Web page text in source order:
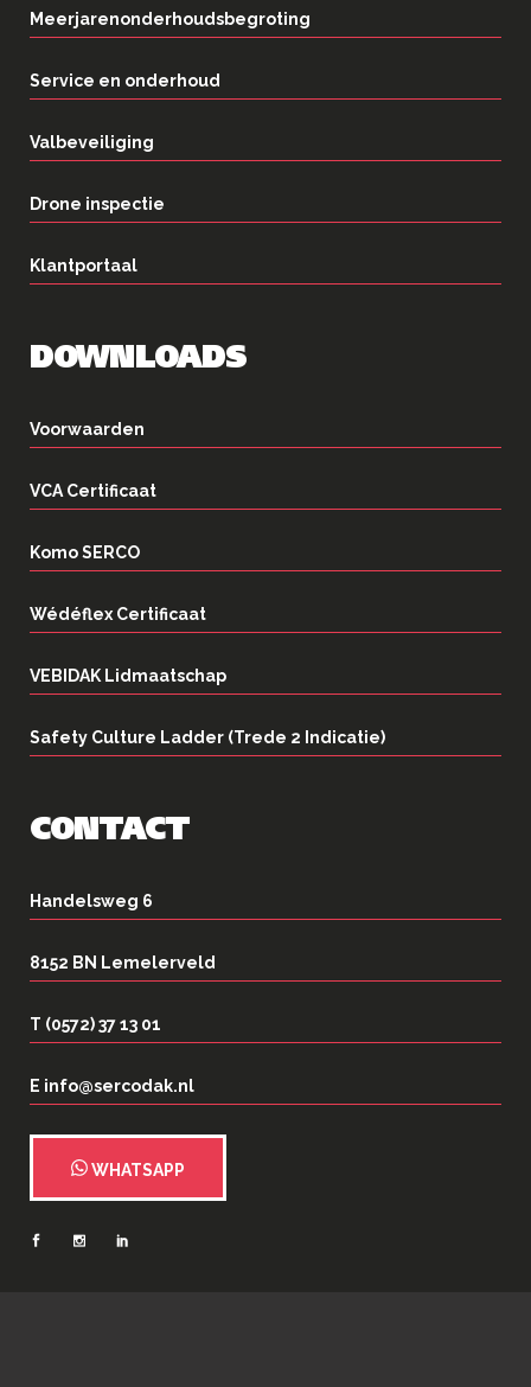
Meerjarenonderhoudsbegroting
Service en onderhoud
Valbeveiliging
Drone inspectie
Klantportaal
DOWNLOADS
Voorwaarden
VCA Certificaat
Komo SERCO
Wédéflex Certificaat
VEBIDAK Lidmaatschap
Safety Culture Ladder (Trede 2 Indicatie)
CONTACT
Handelsweg 6
8152 BN Lemelerveld
T (0572) 37 13 01
E info@sercodak.nl
WHATSAPP